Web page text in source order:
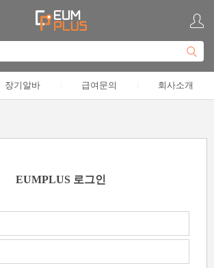
장기알바 급여문의 회사소개
EUMPLUS 로그인